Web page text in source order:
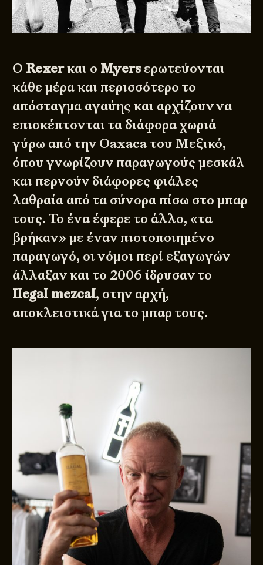
Ο Rexerκαι ο Myers ερωτεύονται
κάθε μέρα και περισσότερο το
απόσταγμα αγαύης και αρχίζουν να
επισκέπτονται τα διάφορα χωριά
γύρω από την Oaxaca του Μεξικό,
όπου γνωρίζουν παραγωγούς μεσκάλ
και περνούν διάφορες φιάλες
λαθραία από τα σύνορα πίσω στο μπαρ
τους. Το ένα έφερε το άλλο, «τα
βρήκαν» με έναν πιστοποιημένο
παραγωγό, οι νόμοι περί εξαγωγών
άλλαξαν και το 2006 ίδρυσαν το
Ilegal mezcal, στην αρχή,
αποκλειστικά για το μπαρ τους.